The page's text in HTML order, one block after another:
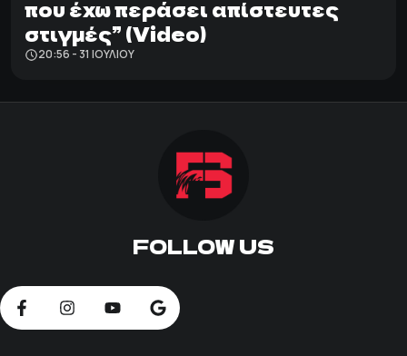
που έχω περάσει απίστευτες
στιγμές” (Video)
20:56 - 31 ΙΟΥΛΊΟΥ
FOLLOW US